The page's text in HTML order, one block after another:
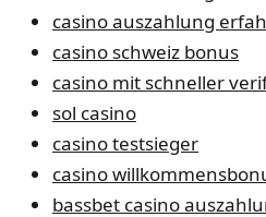
casino auszahlung
casino schweiz bonus
casino mit schneller
sol casino
casino testsieger
casino
bassbet casino